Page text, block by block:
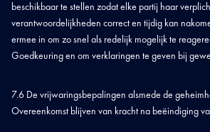
beschikbaar te stellen zodat elke partij haar
verantwoordelijkheden correct en tijdig kan
ermee in om zo snel als redelijk mogelijk te
Goedkeuring en om verklaringen te geven bij
7.6 De vrijwaringsbepalingen alsmede de
Overeenkomst blijven van kracht na beëindiging